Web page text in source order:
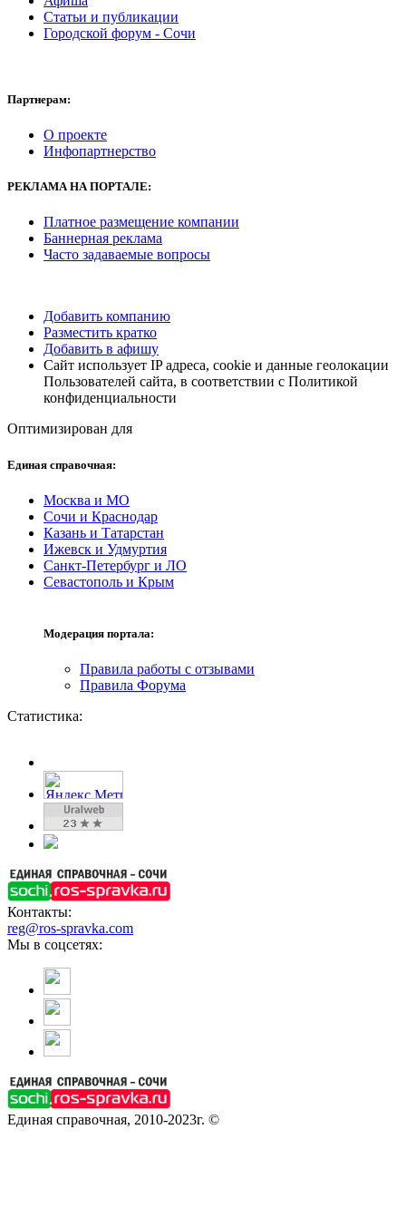
правонарушениях и другими федеральными законами.
опротестовывают противоречащие закону решения,
Прокуратура Российской Федерации также принимает
участие в правотворческой деятельности и выполняет иные
функции, установленные федеральными законами.
Статьи и публикации
Городской форум - Сочи
Партнерам:
О проекте
Инфопартнерство
РЕКЛАМА НА ПОРТАЛЕ:
Платное размещение компании
Баннерная реклама
Часто задаваемые вопросы
Добавить компанию
Разместить кратко
Добавить в афишу
Сайт использует IP адреса, cookie и данные геолокации
Пользователей сайта, в соответствии с Политикой
конфиденциальности
Оптимизирован для
Единая справочная:
Москва и МО
Сочи и Краснодар
Казань и Татарстан
Ижевск и Удмуртия
Санкт-Петербург и ЛО
Севастополь и Крым
Модерация портала:
Правила работы с отзывами
Правила Форума
Статистика:
Контакты:
reg@ros-spravka.com
Мы в соцсетях:
Единая справочная, 2010-2023г. ©